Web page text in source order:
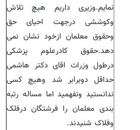
نمایم.وزیری داریم هیچ تلاش
وکوششی درجهت احیای حق
وحقوق معلمان ازخود نشان نمی
دهد.حقوق کادرعلوم پزشکی
درطول وزرات اقای دکتر هاشمی
حداقل دوبرابر شد وهیچ کسی
ندانستید ونفهمید اما مساله رتبه
بندی معلمان را فرشتگان درفلک
وفلاک شنیدند.